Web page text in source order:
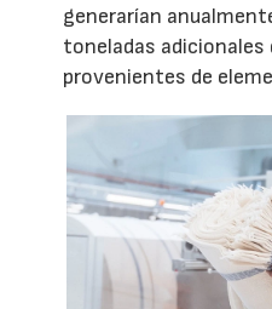
generarían
toneladas adicionales
provenientes de